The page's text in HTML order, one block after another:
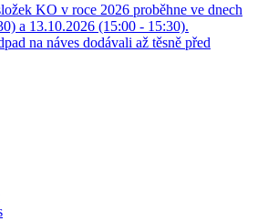
KO v roce 2026 proběhne ve dnech
a 13.10.2026 (15:00 - 15:30).
na náves dodávali až těsně před